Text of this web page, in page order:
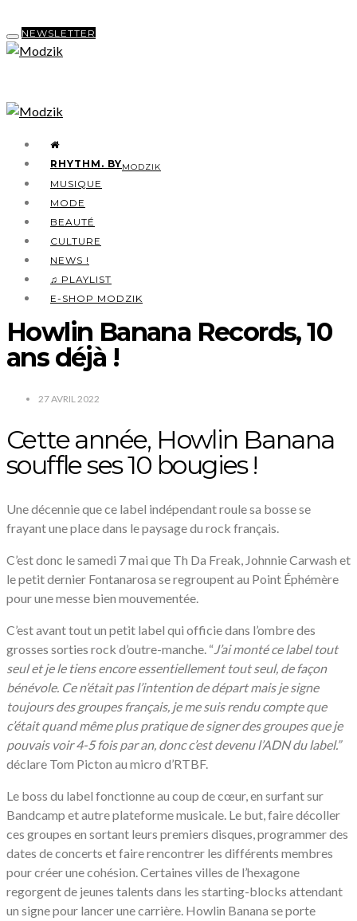
NEWSLETTER
RHYTHM. BYMODZIK
MUSIQUE
MODE
BEAUTÉ
CULTURE
NEWS !
♫ PLAYLIST
E-SHOP MODZIK
Howlin Banana Records, 10
ans déjà !
27 AVRIL 2022
Cette année, Howlin Banana
souffle ses 10 bougies !
Une décennie que ce label indépendant roule sa bosse se
frayant une place dans le paysage du rock français.
C’est donc le samedi 7 mai que Th Da Freak, Johnnie Carwash et
le petit dernier Fontanarosa se regroupent au Point Éphémère
pour une messe bien mouvementée.
C’est avant tout un petit label qui officie dans l’ombre des
grosses sorties rock d’outre-manche. “J’ai monté ce label tout
seul et je le tiens encore essentiellement tout seul, de façon
bénévole. Ce n’était pas l’intention de départ mais je signe
toujours des groupes français, je me suis rendu compte que
c’était quand même plus pratique de signer des groupes que je
pouvais voir 4-5 fois par an, donc c’est devenu l’ADN du label.”
déclare Tom Picton au micro d’RTBF.
Le boss du label fonctionne au coup de cœur, en surfant sur
Bandcamp et autre plateforme musicale. Le but, faire décoller
ces groupes en sortant leurs premiers disques, programmer des
dates de concerts et faire rencontrer les différents membres
pour créer une cohésion. Certaines villes de l’hexagone
regorgent de jeunes talents dans les starting-blocks attendant
un signe pour lancer une carrière. Howlin Banana se porte